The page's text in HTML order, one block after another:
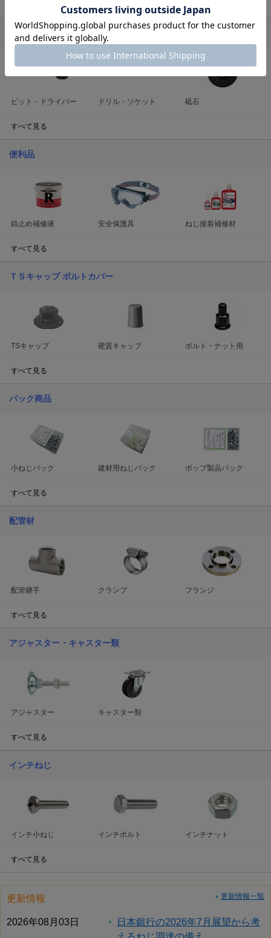
ねじ用工具・その他
ビット・ドライバー ドリル・ソケット 砥石
すべて見る
便利品
錆止め補修液 安全保護具 ねじ接着補修材
すべて見る
ＴＳキャップ ボルトカバー
TSキャップ 硬質キャップ ボルト・ナット用
すべて見る
パック商品
小ねじパック 建材用ねじパック ポップ製品パック
すべて見る
配管材
配管継手 クランプ フランジ
すべて見る
アジャスター・キャスター類
アジャスター キャスター類
すべて見る
インチねじ
インチ小ねじ インチボルト インチナット
すべて見る
更新情報 更新情報一覧
2026年08月03日
日本銀行の2026年7月展望から考